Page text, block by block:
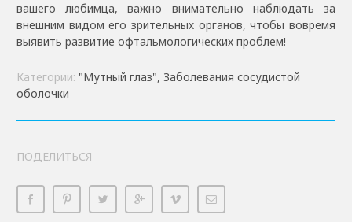
вашего любимца, важно внимательно наблюдать за
внешним видом его зрительных органов, чтобы вовремя
выявить развитие офтальмологических проблем!
Категории: "Мутный глаз", Заболевания сосудистой
оболочки
ПОДЕЛИТЬСЯ